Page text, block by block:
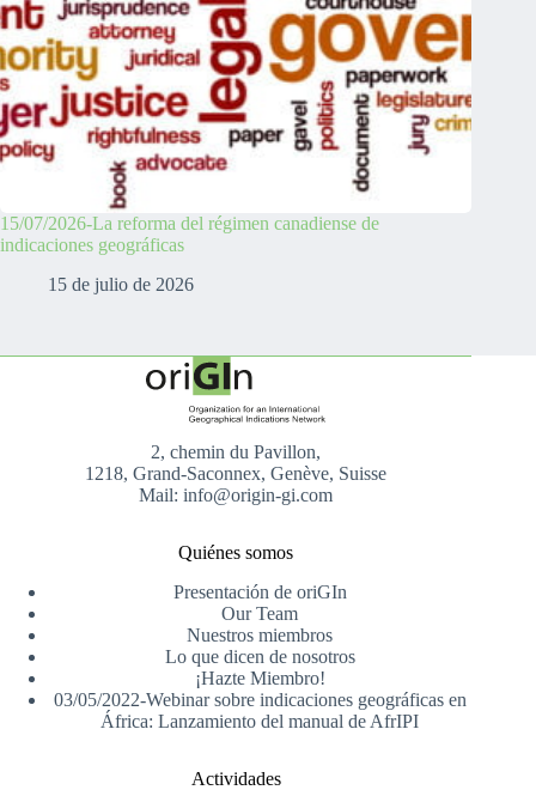
15/07/2026-La reforma del régimen canadiense de
indicaciones geográficas
15 de julio de 2026
2, chemin du Pavillon,
1218, Grand-Saconnex, Genève, Suisse
Mail: info@origin-gi.com
Quiénes somos
Presentación de oriGIn
Our Team
Nuestros miembros
Lo que dicen de nosotros
¡Hazte Miembro!
03/05/2022-Webinar sobre indicaciones geográficas en
África: Lanzamiento del manual de AfrIPI
Actividades